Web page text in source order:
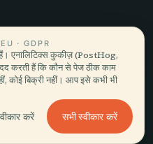
पर और बादलों में
· PT · JA · ZH · HI · RU · CS · AR
EU · GDPR
एनालिटिक्स कुकीज़ (PostHog,
हैं कि कौन से पेज ठीक काम
कोई बिक्री नहीं। आप इसे कभी भी
करें सभी स्वीकार करें